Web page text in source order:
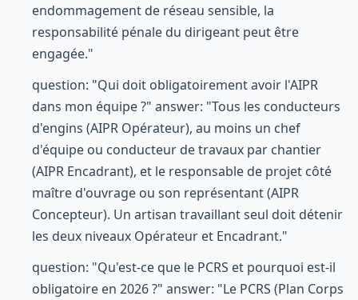
endommagement de réseau sensible, la
responsabilité pénale du dirigeant peut être
engagée."
question: "Qui doit obligatoirement avoir l'AIPR
dans mon équipe ?" answer: "Tous les conducteurs
d'engins (AIPR Opérateur), au moins un chef
d'équipe ou conducteur de travaux par chantier
(AIPR Encadrant), et le responsable de projet côté
maître d'ouvrage ou son représentant (AIPR
Concepteur). Un artisan travaillant seul doit détenir
les deux niveaux Opérateur et Encadrant."
question: "Qu'est-ce que le PCRS et pourquoi est-il
obligatoire en 2026 ?" answer: "Le PCRS (Plan Corps